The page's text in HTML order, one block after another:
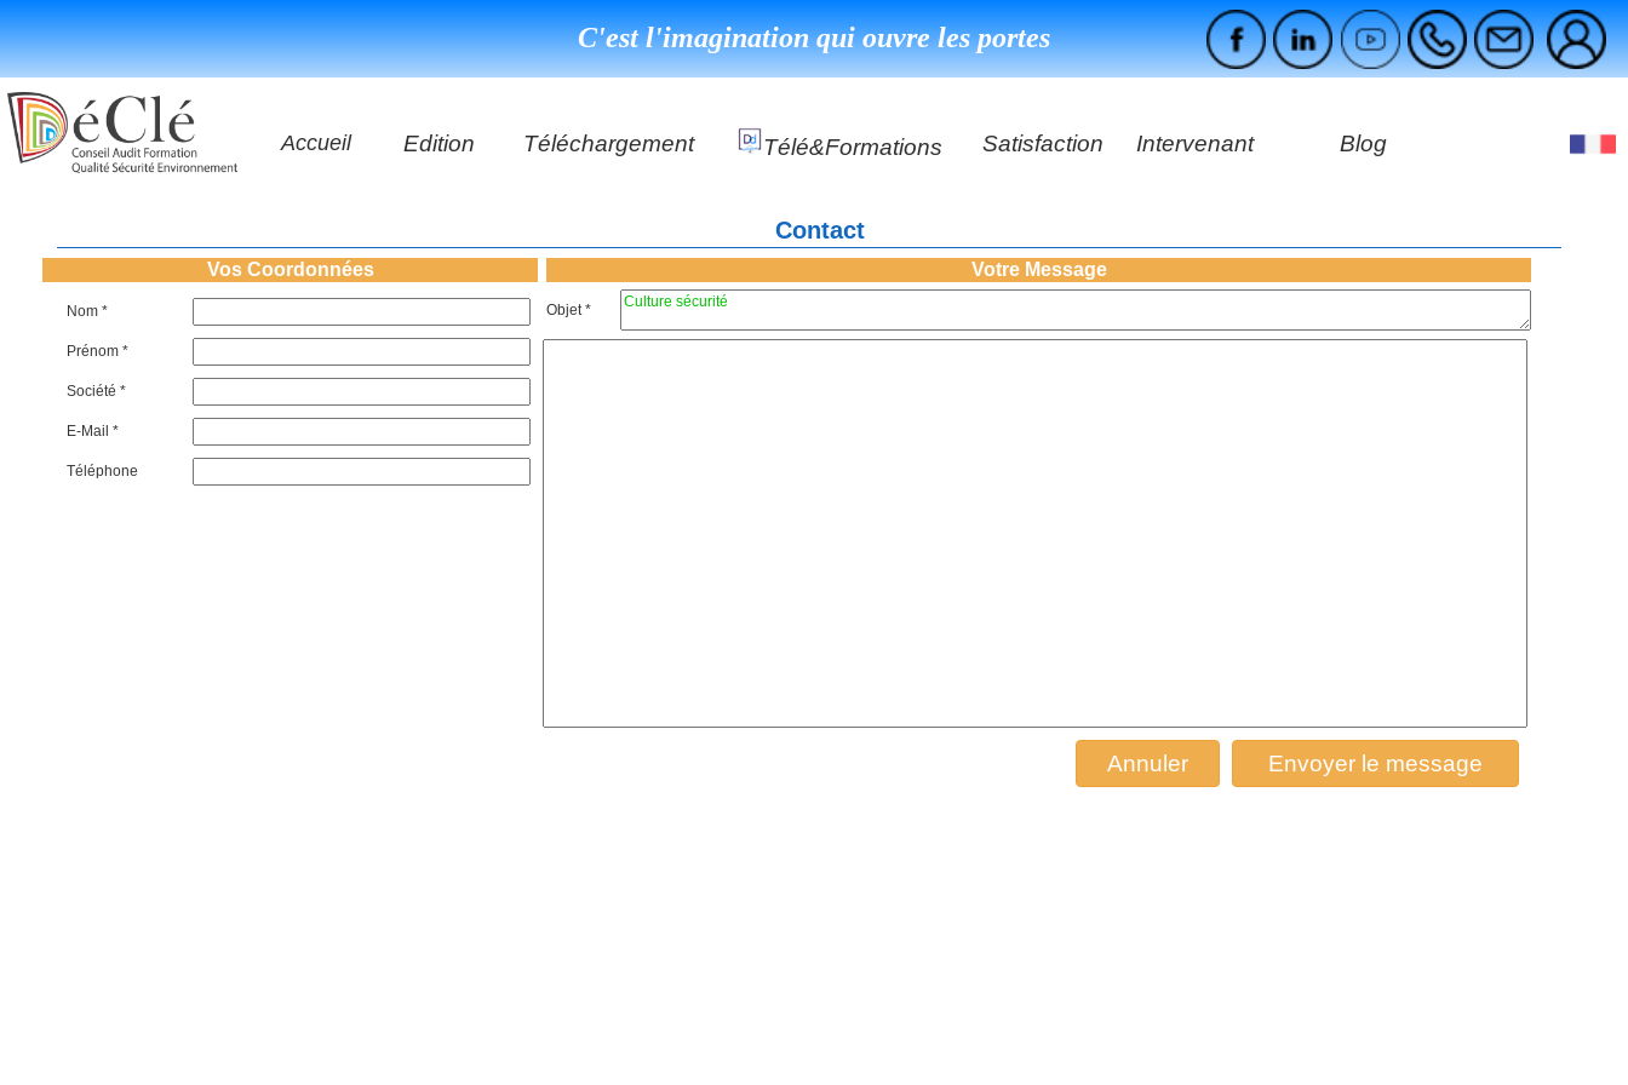
C'est l'imagination qui ouvre les portes
Accueil Edition
Les applications
DéClé Excellence Opérationnel Formation
DéClé Excellence Opérationnel Audit
Les livres
Téléchargement Télé&formations Satisfaction
Témoignages
Intervenant Blog
Contact
E-Mail *
Téléphone
Société *
Nom *
Prénom *
Objet *
Vos Coordonnées Votre Message
Annuler Envoyer le message